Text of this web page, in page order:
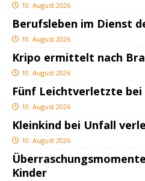
10. August 2026
Berufsleben im Dienst
10. August 2026
Kripo ermittelt nach
10. August 2026
Fünf Leichtverletzte bei
10. August 2026
Kleinkind bei Unfall
10. August 2026
Kinder